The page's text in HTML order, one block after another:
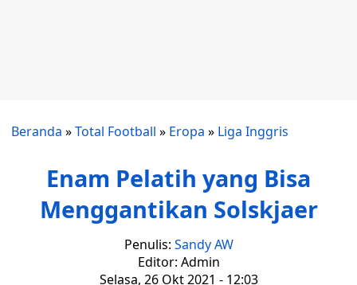
Beranda »Total Football » Eropa » Liga Inggris
Enam Pelatih yang Bisa
Menggantikan Solskjaer
Penulis: Sandy AW
Editor: Admin
Selasa, 26 Okt 2021 - 12:03